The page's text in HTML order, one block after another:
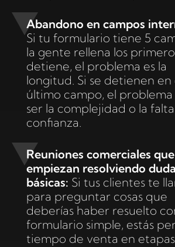
Abandono en campos
Si tu formulario tiene 5
la gente rellena los
detiene, el problema es la
longitud. Si se detienen en
último campo, el
ser la complejidad o la
confianza.
Reuniones comerciales que
empiezan resolviendo
básicas: Si tus clientes te
para preguntar cosas que
deberías haber resuelto
formulario simple, estás
tiempo de venta en etapas